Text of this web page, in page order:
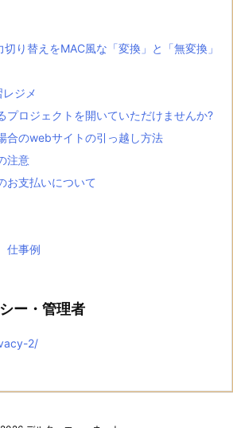
り替えをMAC風な「変換」と「無変換」
ジメ
プロジェクトを開いていただけませんか?
合のwebサイトの引っ越し方法
注意
お支払いについて
仕事例
ー・管理者
2/